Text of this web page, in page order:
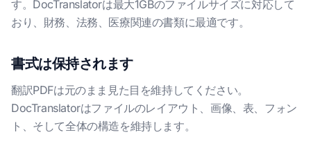
す。DocTranslatorは最大1GBのファイルサイズに対応して
おり、財務、法務、医療関連の書類に最適です。
書式は保持されます
翻訳PDFは元のまま見た目を維持してください。
DocTranslatorはファイルのレイアウト、画像、表、フォン
ト、そして全体の構造を維持します。